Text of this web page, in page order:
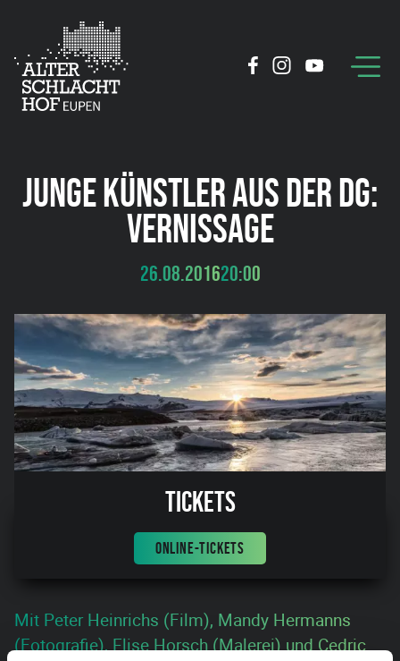
JUNGE KÜNSTLER AUS DER DG:
VERNISSAGE
26.08.201620:00
Tickets
ONLINE-TICKETS
Mit Peter Heinrichs (Film), Mandy Hermanns
(Fotografie), Elise Horsch (Malerei) und Cedric